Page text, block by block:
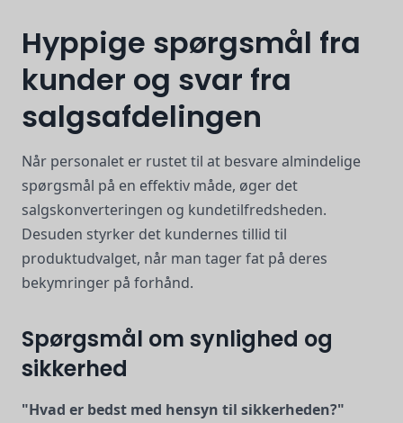
Hyppige spørgsmål fra
kunder og svar fra
salgsafdelingen
Når personalet er rustet til at besvare almindelige
spørgsmål på en effektiv måde, øger det
salgskonverteringen og kundetilfredsheden.
Desuden styrker det kundernes tillid til
produktudvalget, når man tager fat på deres
bekymringer på forhånd.
Spørgsmål om synlighed og
sikkerhed
"Hvad er bedst med hensyn til sikkerheden?"